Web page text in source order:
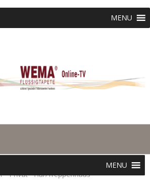
MENU
MENU
– Privat – Flur/Treppenhaus